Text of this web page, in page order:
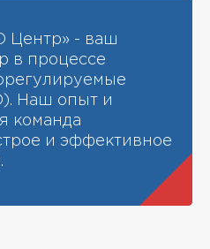
- ваш
в процессе
Наш опыт и
команда
и эффективное